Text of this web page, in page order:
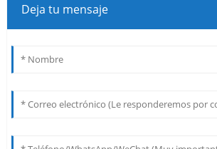
Deja tu mensaje